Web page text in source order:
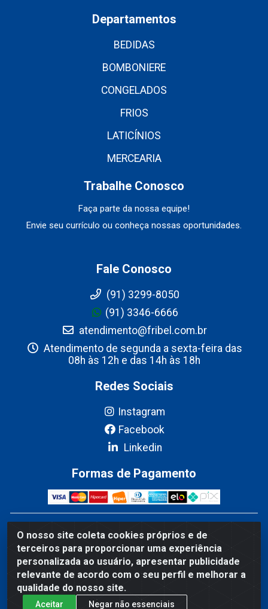
O nosso site coleta cookies próprios e de
terceiros para proporcionar uma experiência
personalizada ao usuário, apresentar publicidade
relevante de acordo com o seu perfil e melhorar a
qualidade do nosso site.
Aceitar Negar não essenciais
Departamentos
BEDIDAS
BOMBONIERE
CONGELADOS
FRIOS
LATICÍNIOS
MERCEARIA
Trabalhe Conosco
Faça parte da nossa equipe!
Envie seu currículo ou conheça nossas oportunidades.
Fale Conosco
(91) 3299-8050
(91) 3346-6666
atendimento@fribel.com.br
Atendimento de segunda a sexta-feira das
08h às 12h e das 14h às 18h
Redes Sociais
Instagram
Facebook
Linkedin
Formas de Pagamento
Fribel Comercio de Alimentos LTDA - Travessa Pedro
Marques de Mesquita, 707 - Bairro Centro, Marituba/PA -
CEP 67200-000 - CNPJ 06.035.543/0001-20